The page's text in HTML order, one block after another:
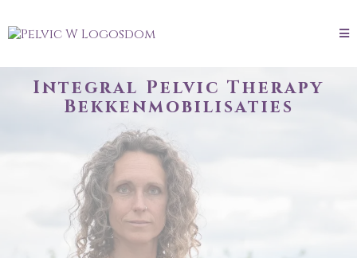
Integral Pelvic Therapy
Bekkenmobilisaties